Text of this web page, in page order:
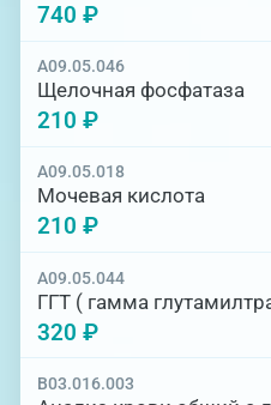
740 ₽
A09.05.046
Щелочная фосфатаза
210 ₽
A09.05.018
Мочевая кислота
210 ₽
A09.05.044
ГГТ ( гамма
320 ₽
B03.016.003